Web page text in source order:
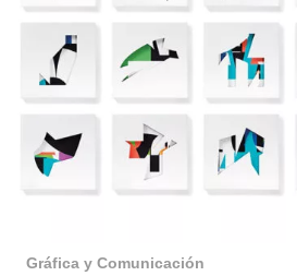
Gráfica y Comunicación